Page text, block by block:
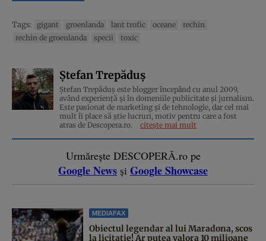
Tags: gigant groenlanda lant trofic oceane
rechin
rechin de groenlanda
specii toxic
Ștefan Trepăduș
Ștefan Trepăduș este blogger începând cu anul 2009,
având experiență și în domeniile publicitate și jurnalism.
Este pasionat de marketing și de tehnologie, dar cel mai
mult îi place să știe lucruri, motiv pentru care a fost
atras de Descopera.ro.
citește mai mult
Urmărește DESCOPERĂ.ro pe
Google News și Google Showcase
MEDIAFAX
Obiectul legendar al lui Maradona, scos
la licitație! Ar putea valora 10 milioane